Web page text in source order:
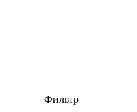
Фильтр